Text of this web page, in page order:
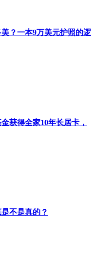
？一本9万美元护照的逻
获得全家10年长居卡，
不是真的？